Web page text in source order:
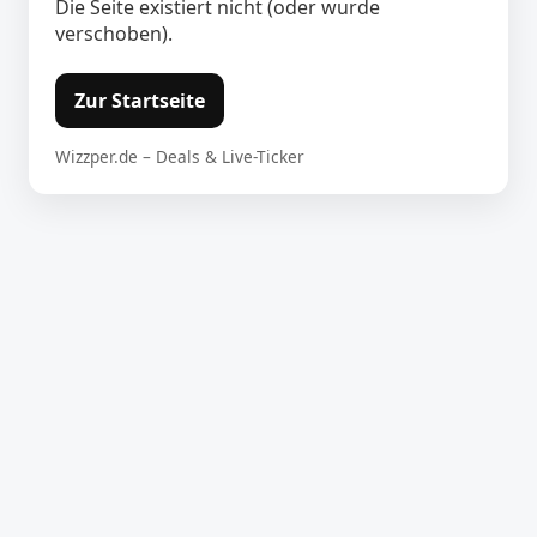
Die Seite existiert nicht (oder wurde
verschoben).
Zur Startseite
Wizzper.de – Deals & Live-Ticker